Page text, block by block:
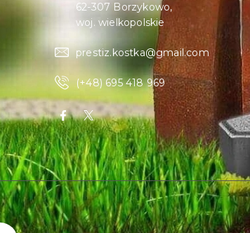
62-307 Borzykowo,
woj. wielkopolskie
prestiz.kostka@gmail.com
(+48) 695 418 969